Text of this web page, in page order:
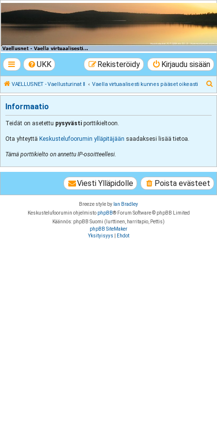
VAELLUSNET -
Vaellusturinat II
UKK Kirjaudu sisään
Rekisteröidy
VAELLUSNET - Vaellusturinat II Vaella virtuaalisesti kunnes pääset oikeasti
t
Informaatio
Teidät on asetettu pysyvästi porttikieltoon.
Ota yhteyttä Keskustelufoorumin ylläpitäjään saadaksesi lisää tietoa.
Tämä porttikielto on annettu IP-osoitteellesi.
Poista evästeet
Viesti Ylläpidolle
Breeze style by Ian Bradley
Keskustelufoorumin ohjelmisto phpBB® Forum Software © phpBB Limited
Käännös: phpBB Suomi (lurttinen, harritapio, Pettis)
phpBB SiteMaker
Yksityisyys
Ehdot